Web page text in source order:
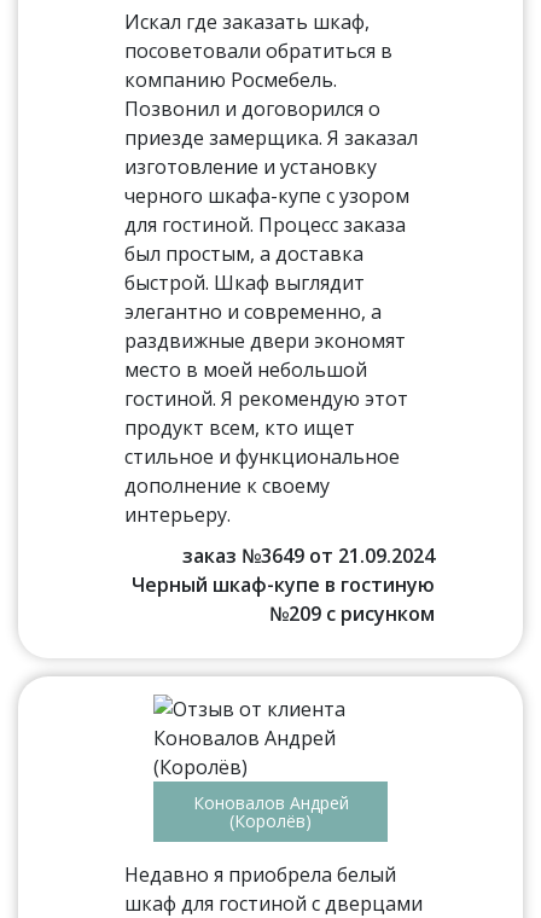
Искал где заказать шкаф,
посоветовали обратиться в
компанию Росмебель.
Позвонил и договорился о
приезде замерщика. Я заказал
изготовление и установку
черного шкафа-купе с узором
для гостиной. Процесс заказа
был простым, а доставка
быстрой. Шкаф выглядит
элегантно и современно, а
раздвижные двери экономят
место в моей небольшой
гостиной. Я рекомендую этот
продукт всем, кто ищет
стильное и функциональное
дополнение к своему
интерьеру.
заказ №3649 от 21.09.2024
Черный шкаф-купе в гостиную
№209 с рисунком
Коновалов Андрей
(Королёв)
Недавно я приобрела белый
шкаф для гостиной с дверцами